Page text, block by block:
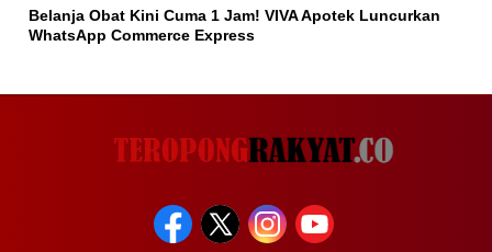
Belanja Obat Kini Cuma 1 Jam! VIVA Apotek Luncurkan
WhatsApp Commerce Express